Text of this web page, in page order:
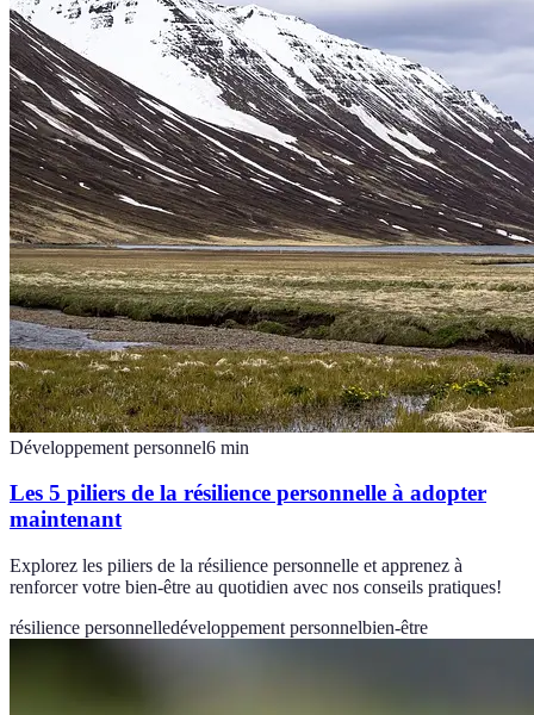
Développement personnel6 min
Les 5 piliers de la résilience personnelle à adopter
maintenant
Explorez les piliers de la résilience personnelle et apprenez à
renforcer votre bien-être au quotidien avec nos conseils pratiques!
résilience personnelledéveloppement personnelbien-être